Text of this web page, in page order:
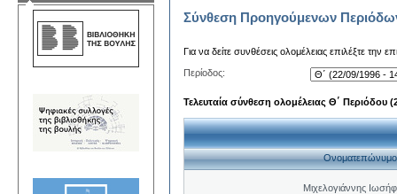
Σύνθεση Προηγούμενων
Για να δείτε συνθέσεις ολομέλειας επιλέξτε την
Περίοδος:
Τελευταία σύνθεση ολομέλειας Θ΄ Περιόδου
Ονοματεπώνυμο
Μιχελογιάννης